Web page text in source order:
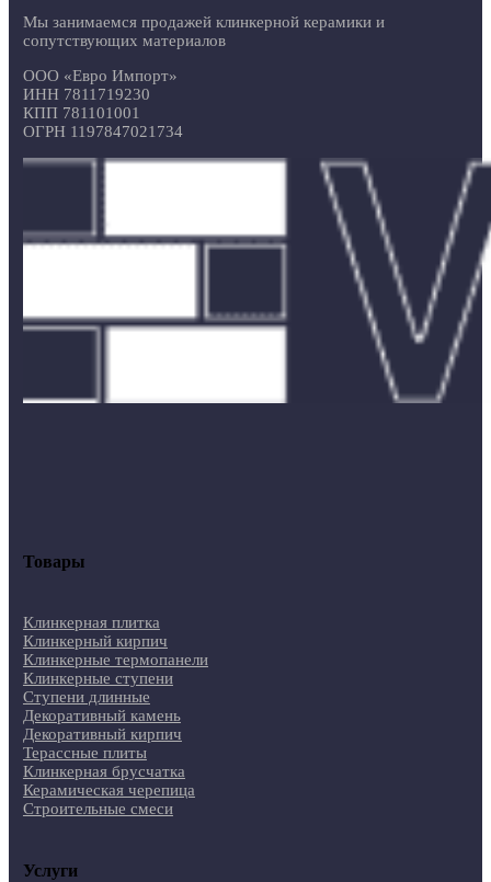
Мы занимаемся продажей клинкерной керамики и
сопутствующих материалов
ООО «Евро Импорт»
ИНН 7811719230
КПП 781101001
ОГРН 1197847021734
Товары
Клинкерная плитка
Клинкерный кирпич
Клинкерные термопанели
Клинкерные ступени
Ступени длинные
Декоративный камень
Декоративный кирпич
Терассные плиты
Клинкерная брусчатка
Керамическая черепица
Строительные смеси
Услуги